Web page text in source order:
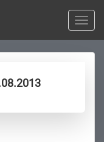
Toggle